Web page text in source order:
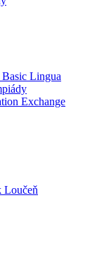
Basic Lingua
Exchange
Loučeň